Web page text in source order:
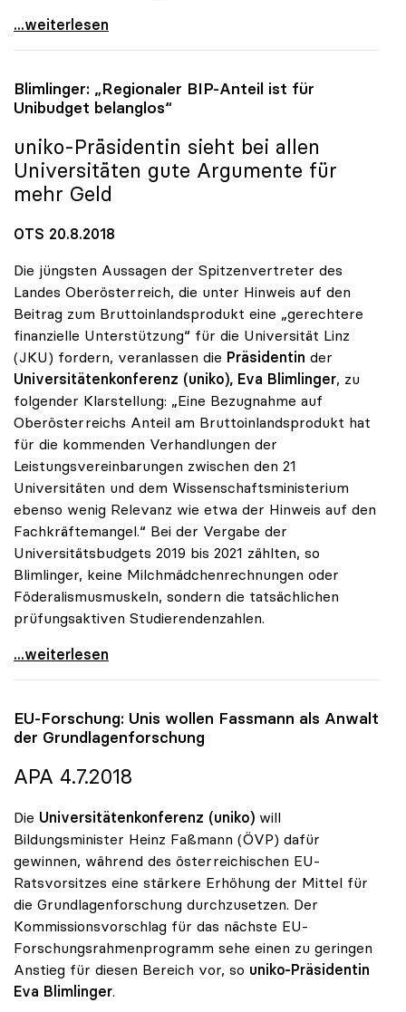
Blimlinger: „Wissenschaft und Kunst als Garanten
...weiterlesen
Blimlinger: „Regionaler BIP-Anteil ist für
Unibudget belanglos“
uniko-Präsidentin sieht bei allen
Universitäten gute Argumente für
mehr Geld
OTS 20.8.2018
Die jüngsten Aussagen der Spitzenvertreter des
Landes Oberösterreich, die unter Hinweis auf den
Beitrag zum Bruttoinlandsprodukt eine „gerechtere
finanzielle Unterstützung“ für die Universität Linz
(JKU) fordern, veranlassen die Präsidentin der
Universitätenkonferenz (uniko), Eva Blimlinger, zu
folgender Klarstellung: „Eine Bezugnahme auf
Oberösterreichs Anteil am Bruttoinlandsprodukt hat
für die kommenden Verhandlungen der
Leistungsvereinbarungen zwischen den 21
Universitäten und dem Wissenschaftsministerium
ebenso wenig Relevanz wie etwa der Hinweis auf den
Fachkräftemangel.“ Bei der Vergabe der
Universitätsbudgets 2019 bis 2021 zählten, so
Blimlinger, keine Milchmädchenrechnungen oder
Föderalismusmuskeln, sondern die tatsächlichen
prüfungsaktiven Studierendenzahlen.
Blimlinger: „Regionaler BIP-Anteil ist für
...weiterlesen
EU-Forschung: Unis wollen Fassmann als Anwalt
der Grundlagenforschung
APA 4.7.2018
Die Universitätenkonferenz (uniko) will
Bildungsminister Heinz Faßmann (ÖVP) dafür
gewinnen, während des österreichischen EU-
Ratsvorsitzes eine stärkere Erhöhung der Mittel für
die Grundlagenforschung durchzusetzen. Der
Kommissionsvorschlag für das nächste EU-
Forschungsrahmenprogramm sehe einen zu geringen
Anstieg für diesen Bereich vor, so uniko-Präsidentin
Eva Blimlinger.